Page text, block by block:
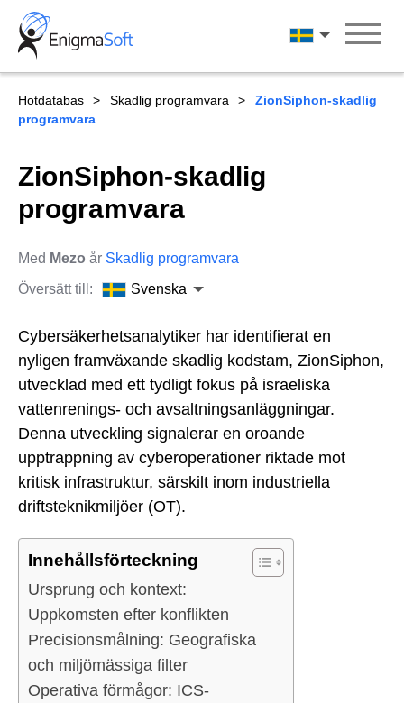
Skip
content
Svenska
Hotdatabas Skadlig programvara
ZionSiphon-skadlig
programvara
ZionSiphon-skadlig
programvara
Med Mezo år Skadlig programvara
Översätt till:
Svenska
Cybersäkerhetsanalytiker har identifierat en
nyligen framväxande skadlig kodstam, ZionSiphon,
utvecklad med ett tydligt fokus på israeliska
vattenrenings- och avsaltningsanläggningar.
Denna utveckling signalerar en oroande
upptrappning av cyberoperationer riktade mot
kritisk infrastruktur, särskilt inom industriella
driftsteknikmiljöer (OT).
Innehållsförteckning
Ursprung och kontext:
Uppkomsten efter konflikten
Precisionsmålning: Geografiska
och miljömässiga filter
Operativa förmågor: ICS-